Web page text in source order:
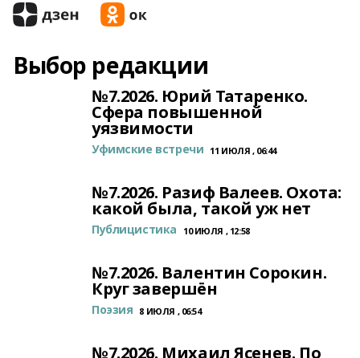
Выбор редакции
№7.2026. Юрий Татаренко.
Сфера повышенной
уязвимости
Уфимские встречи 11 ИЮЛЯ , 06:44
№7.2026. Разиф Валеев. Охота:
какой была, такой уж нет
Публицистика 10 ИЮЛЯ , 12:58
№7.2026. Валентин Сорокин.
Круг завершён
Поэзия 8 ИЮЛЯ , 06:54
№7.2026. Михаил Ясенев. По